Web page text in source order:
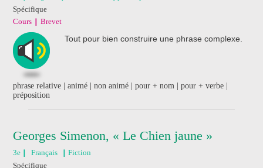
Spécifique
Cours
Brevet
Tout pour bien construire une phrase complexe.
phrase relative | animé | non animé | pour + nom | pour + verbe |
préposition
Georges Simenon, « Le Chien jaune »
3e Français
Fiction
Spécifique